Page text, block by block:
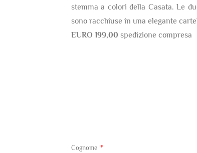
stemma a colori della Casata. Le
sono racchiuse in una elegante
EURO 199,00 spedizione compresa
Cognome